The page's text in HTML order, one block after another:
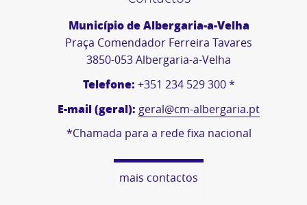
Município de Albergaria-a-Velha
Praça Comendador Ferreira Tavares
3850-053 Albergaria-a-Velha
Telefone: +351 234 529 300 *
E-mail (geral): geral@cm-albergaria.pt
*Chamada para a rede fixa nacional
mais contactos